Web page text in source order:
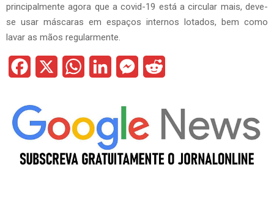
principalmente agora que a covid-19 está a circular mais, deve-
se usar máscaras em espaços internos lotados, bem como
lavar as mãos regularmente.
c
e
b
t
s
k
e
M
s
e
d